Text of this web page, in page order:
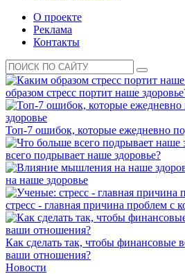
О проекте
Реклама
Контакты
образом стресс портит наше
Топ-7 ошибок, которые ежедневно
всего подрывает наше здоровье?
на наше здоровье
стресс - главная причина проблем с
Как сделать так, чтобы финансовые
ваши отношения?
Новости